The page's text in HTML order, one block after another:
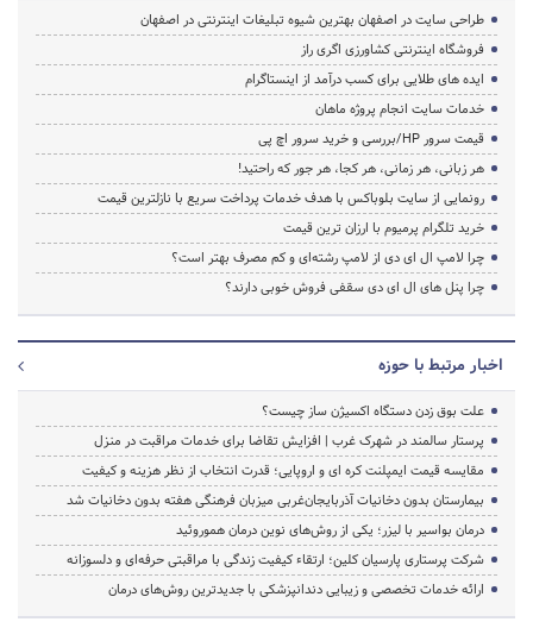
طراحی سایت در اصفهان بهترین شیوه تبلیغات اینترنتی در اصفهان
فروشگاه اینترنتی کشاورزی اگری راز
ایده های طلایی برای کسب درآمد از اینستاگرام
خدمات سایت انجام پروژه ماهان
قیمت سرور HP/بررسی و خرید سرور اچ پی
هر زبانی، هر زمانی، هر کجا، هر جور که راحتید!
رونمایی از سایت بلوباکس با هدف خدمات پرداخت سریع با نازلترین قیمت
خرید تلگرام پرمیوم با ارزان ترین قیمت
چرا لامپ ال ای دی از لامپ رشته‌ای و کم مصرف بهتر است؟
چرا پنل های ال ای دی سقفی فروش خوبی دارند؟
اخبار مرتبط با حوزه
علت بوق زدن دستگاه اکسیژن ساز چیست؟
پرستار سالمند در شهرک غرب | افزایش تقاضا برای خدمات مراقبت در منزل
مقایسه قیمت ایمپلنت کره ای و اروپایی؛ قدرت انتخاب از نظر هزینه و کیفیت
بیمارستان بدون دخانیات آذربایجان‌غربی میزبان فرهنگی هفته بدون دخانیات شد
درمان بواسیر با لیزر؛ یکی از روش‌های نوین درمان هموروئید
شرکت پرستاری پارسیان کلین؛ ارتقاء کیفیت زندگی با مراقبتی حرفه‌ای و دلسوزانه
ارائه خدمات تخصصی و زیبایی دندانپزشکی با جدیدترین روش‌های درمان